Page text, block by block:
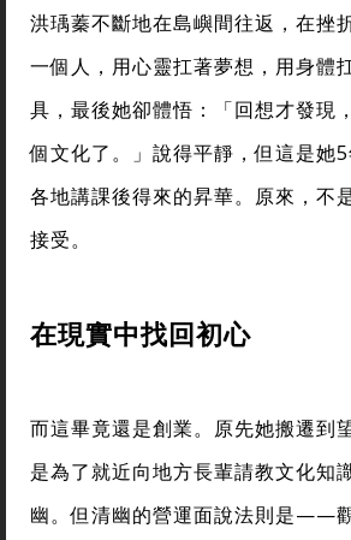
洪瑀蓁不斷地在島嶼間往返，在挫
一個人，用心靈扛著夢想，用身體
具，最後她卻體悟：「回想才發現
個文化了。」說得平靜，但這是她
各地講課後得來的昇華。原來，不
接受。
在現實中找回初心
而這畢竟還是創業。原先她搬遷到
是為了就近向地方長輩請教文化知
幽。但清幽的營運面說法則是——